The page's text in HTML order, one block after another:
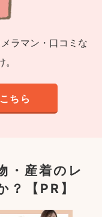
ラマン・口コミな
ちら
・産着のレ
？【PR】